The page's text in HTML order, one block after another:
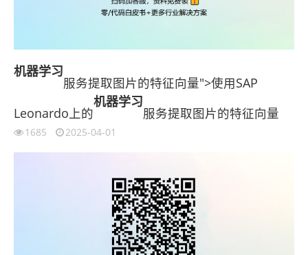
机器学习
服务提取图片的特征向量">使用SAP
Leonardo上的
机器学习
服务提取图片的特征向量
1685 2025-04-01